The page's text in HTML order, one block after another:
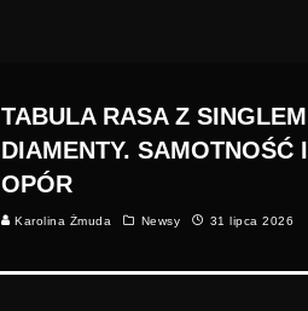
TABULA RASA Z SINGLEM
DIAMENTY. SAMOTNOŚĆ I
OPÓR
Karolina Żmuda Newsy 31 lipca 2026